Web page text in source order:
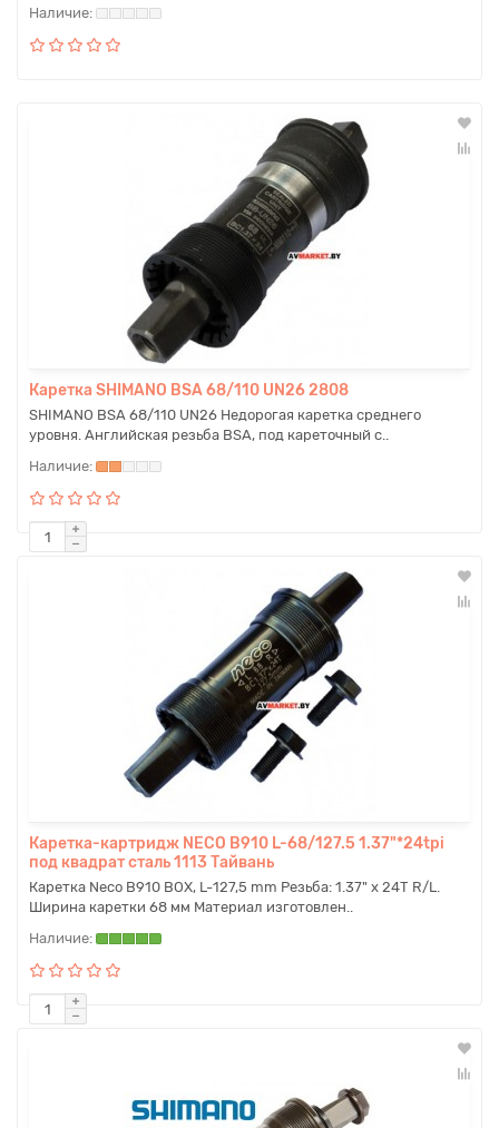
Каретка SHIMANO BSA 68/110 UN26 2808
SHIMANO BSA 68/110 UN26 Недорогая каретка среднего
уровня. Английская резьба BSA, под кареточный с..
Каретка-картридж NECO B910 L-68/127.5 1.37"*24tpi
под квадрат сталь 1113 Тайвань
Каретка Neco B910 BOX, L-127,5 mm Резьба: 1.37" х 24T R/L.
Ширина каретки 68 мм Материал изготовлен..